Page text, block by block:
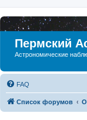
Пермский
Астрономические
FAQ
Список форумов